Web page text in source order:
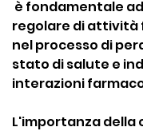
regolare di attività
nel processo di
stato di salute e
interazioni
L'importanza della